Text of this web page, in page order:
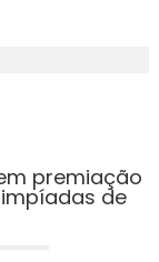
premiação
de